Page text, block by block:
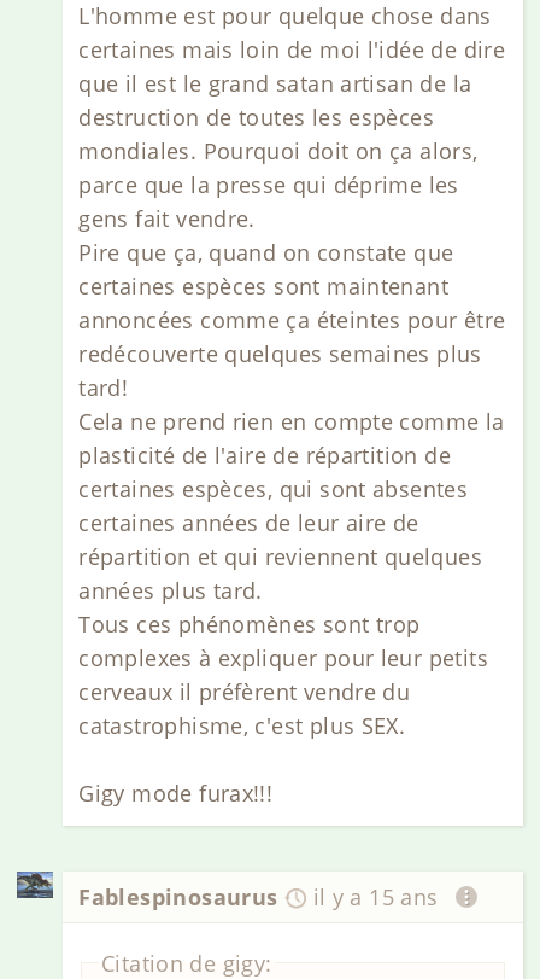
L'homme est pour quelque chose dans
certaines mais loin de moi l'idée de dire
que il est le grand satan artisan de la
destruction de toutes les espèces
mondiales. Pourquoi doit on ça alors,
parce que la presse qui déprime les
gens fait vendre.
Pire que ça, quand on constate que
certaines espèces sont maintenant
annoncées comme ça éteintes pour être
redécouverte quelques semaines plus
tard!
Cela ne prend rien en compte comme la
plasticité de l'aire de répartition de
certaines espèces, qui sont absentes
certaines années de leur aire de
répartition et qui reviennent quelques
années plus tard.
Tous ces phénomènes sont trop
complexes à expliquer pour leur petits
cerveaux il préfèrent vendre du
catastrophisme, c'est plus SEX.
Gigy mode furax!!!
Fablespinosaurus il y a 15 ans
Citation de gigy: